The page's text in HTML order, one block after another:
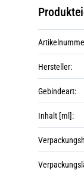
Hersteller:
Gebindeart:
Inhalt [ml]: